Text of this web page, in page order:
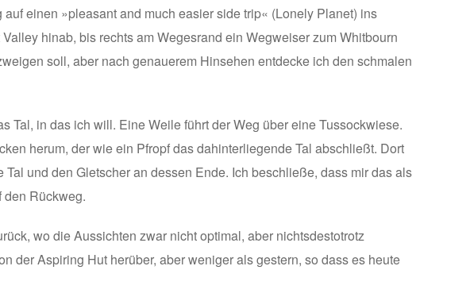
einen »pleasant and much easier side trip« (Lonely Planet) ins
hinab, bis rechts am Wegesrand ein Wegweiser zum Whitbourn
soll, aber nach genauerem Hinsehen entdecke ich den schmalen
Tal, in das ich will. Eine Weile führt der Weg über eine Tussockwiese.
herum, der wie ein Pfropf das dahinterliegende Tal abschließt. Dort
und den Gletscher an dessen Ende. Ich beschließe, dass mir das als
den Rückweg.
wo die Aussichten zwar nicht optimal, aber nichtsdestotrotz
der Aspiring Hut herüber, aber weniger als gestern, so dass es heute